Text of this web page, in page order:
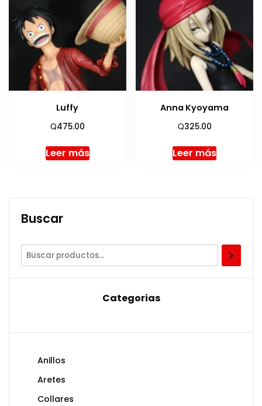
Luffy
Q475.00
Leer más
Anna Kyoyama
Q325.00
Leer más
Buscar
Categorias
Anillos
Aretes
Collares